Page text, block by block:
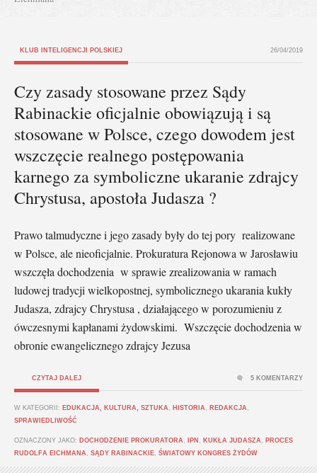
KLUB INTELIGENCJI POLSKIEJ 26/04/2019
Czy zasady stosowane przez Sądy
Rabinackie oficjalnie obowiązują i są
stosowane w Polsce, czego dowodem jest
wszczęcie realnego postępowania
karnego za symboliczne ukaranie zdrajcy
Chrystusa, apostoła Judasza ?
Prawo talmudyczne i jego zasady były do tej pory realizowane
w Polsce, ale nieoficjalnie. Prokuratura Rejonowa w Jarosławiu
wszczęła dochodzenia w sprawie zrealizowania w ramach
ludowej tradycji wielkopostnej, symbolicznego ukarania kukły
Judasza, zdrajcy Chrystusa , działającego w porozumieniu z
ówczesnymi kapłanami żydowskimi. Wszczęcie dochodzenia w
obronie ewangelicznego zdrajcy Jezusa
CZYTAJ DALEJ
W KATEGORII: EDUKACJA, KULTURA, SZTUKA HISTORIA REDAKCJA
SPRAWIEDLIWOŚĆ
OZNACZONY JAKO: DOCHODZENIE PROKURATORA IPN KUKŁA JUDASZA
PROCES
RUDOLFA EICHMANA
SĄDY RABINACKIE ŚWIATOWY KONGRES ŻYDÓW
5 KOMENTARZY